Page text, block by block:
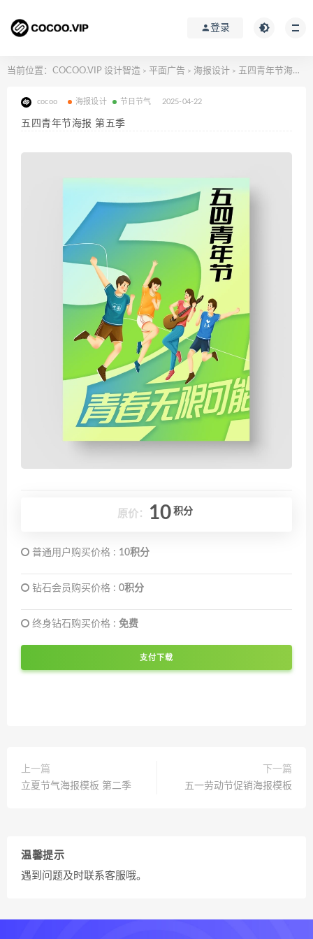
登录
当前位置： COCOO.VIP 设计智造 > 平面广告 > 海报设计 > 五四青年节海报 第五季
cocoo 海报设计 节日节气 2025-04-22
五四青年节海报 第五季
原价： 10 积分
普通用户购买价格 : 10积分
钻石会员购买价格 : 0积分
终身钻石购买价格 : 免费
支付下载
上一篇
立夏节气海报模板 第二季
下一篇
五一劳动节促销海报模板
温馨提示
遇到问题及时联系客服哦。